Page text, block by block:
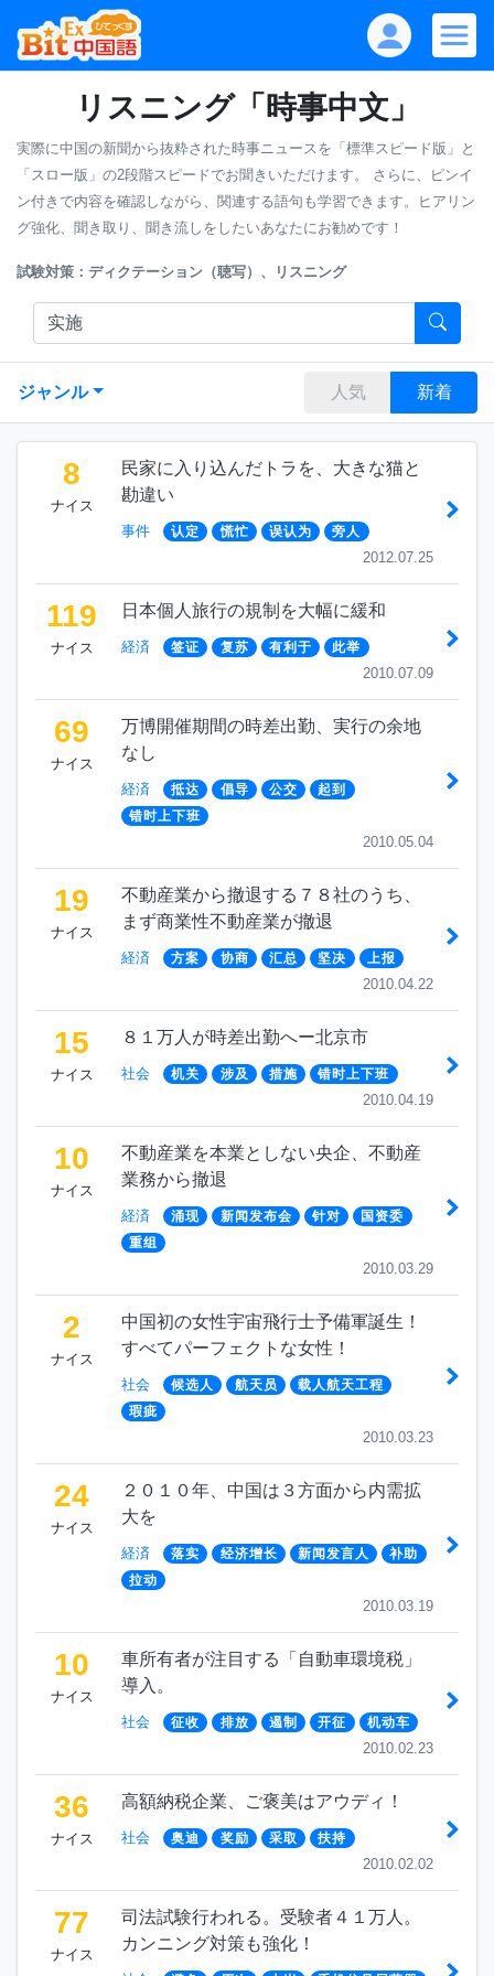
リスニング「時事中文」
実際に中国の新聞から抜粋された時事ニュースを「標準スピード版」と
「スロー版」の2段階スピードでお聞きいただけます。
さらに、ピンイ
ン付きで内容を確認しながら、関連する語句も学習できます。ヒアリン
グ強化、聞き取り、聞き流しをしたいあなたにお勧めです！
試験対策：ディクテーション（聴写）、リスニング
ジャンル 人気 新着
8
ナイス
民家に入り込んだトラを、大きな猫と
勘違い
事件 认定 慌忙 误认为 旁人
2012.07.25
119
ナイス
日本個人旅行の規制を大幅に緩和
経済 签证 复苏 有利于 此举
2010.07.09
69
ナイス
万博開催期間の時差出勤、実行の余地
なし
経済 抵达 倡导 公交
起到
错时上下班
2010.05.04
19
ナイス
不動産業から撤退する７８社のうち、
まず商業性不動産業が撤退
経済 方案 协商 汇总 坚决 上报
2010.04.22
15
ナイス
８１万人が時差出勤へー北京市
社会 机关 涉及 措施 错时上下班
2010.04.19
10
ナイス
不動産業を本業としない央企、不動産
業務から撤退
経済 涌现 新闻发布会 针对
国资委
重组
2010.03.29
2
ナイス
中国初の女性宇宙飛行士予備軍誕生！
すべてパーフェクトな女性！
社会 候选人 航天员
载人航天工程
瑕疵
2010.03.23
24
ナイス
２０１０年、中国は３方面から内需拡
大を
経済 落实 经济增长 新闻发言人
补助
拉动
2010.03.19
10
ナイス
車所有者が注目する「自動車環境税」
導入。
社会 征收 排放 遏制 开征 机动车
2010.02.23
36
ナイス
高額納税企業、ご褒美はアウディ！
社会 奥迪 奖励 采取 扶持
2010.02.02
77
ナイス
司法試験行われる。受験者４１万人。
カンニング対策も強化！